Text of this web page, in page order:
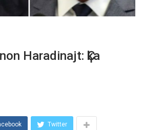
Haradinajt: Ҫka
Twitter